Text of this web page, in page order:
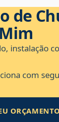
de
instalação
com
ORÇAMENTO